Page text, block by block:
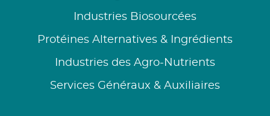
Industries Biosourcées
Protéines Alternatives & Ingrédients
Industries des Agro-Nutrients
Services Généraux & Auxiliaires